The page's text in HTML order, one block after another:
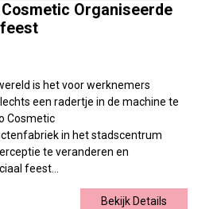
Cosmetic Organiseerde
is het voor werknemers
een radertje in de machine te
Cosmetic
in het stadscentrum
te veranderen en
feest...
Bekijk Details